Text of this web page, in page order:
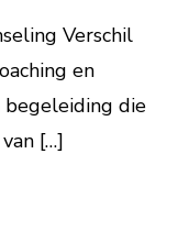
Verschil
en
begeleiding die
[…]